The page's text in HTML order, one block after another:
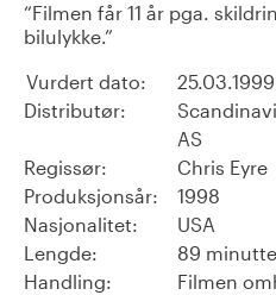
Filmen får 11 år pga.
bilulykke.
Vurdert dato:
25.03.1999
Distributør:
AS
Regissør:
Chris Eyre
Produksjonsår:
1998
Nasjonalitet:
USA
Lengde:
89
Handling:
Filmen